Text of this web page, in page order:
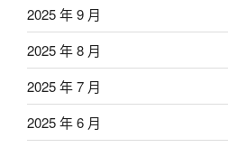
2025 年 9 月
2025 年 8 月
2025 年 7 月
2025 年 6 月